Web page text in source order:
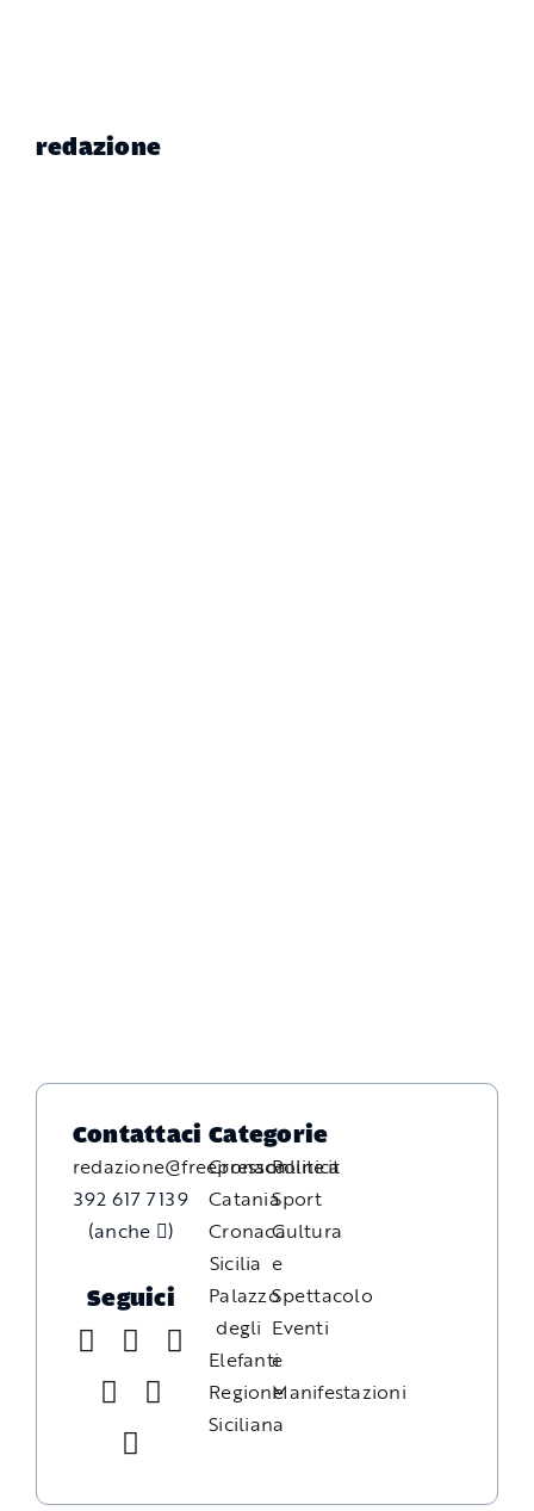
redazione
Contattaci
redazione@freepressonline.it
392 617 7139
(anche
)
Seguici
Categorie
Cronaca
Catania
Cronaca
Sicilia
Palazzo
degli
Elefanti
Regione
Siciliana
Politica
Sport
Cultura
e
Spettacolo
Eventi
e
Manifestazioni